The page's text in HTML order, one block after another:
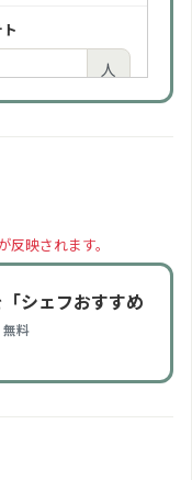
映されます。
シェフおすすめ
無料
人
人
人